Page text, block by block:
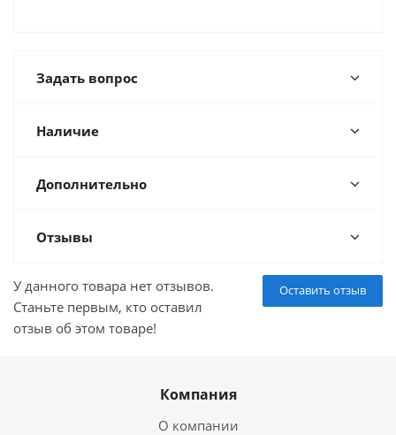
Задать вопрос
Наличие
Дополнительно
Отзывы
Оставить отзыв
У данного товара нет отзывов.
Станьте первым, кто оставил
отзыв об этом товаре!
Компания
О компании